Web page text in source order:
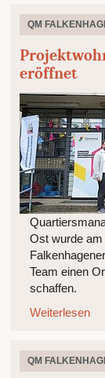
QM
eröffnet
Ost wurde am
Team einen
schaffen.
Weiterlesen
QM